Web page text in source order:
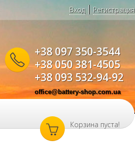
Вход Регистрация
+38 097 350-3544
+38 050 381-4505
+38 093 532-94-92
office@battery-shop.com.ua
Корзина пуста!